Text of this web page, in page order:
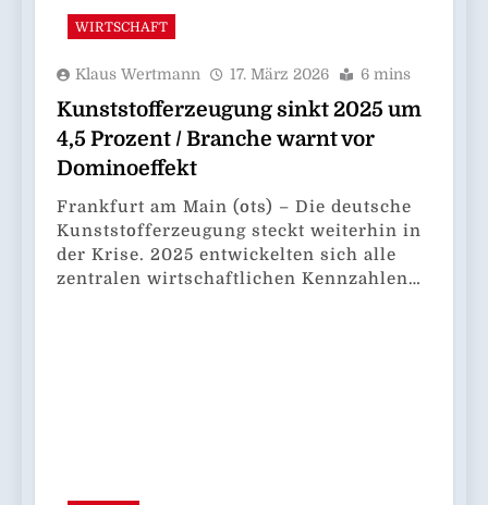
WIRTSCHAFT
Klaus Wertmann 17. März 2026 6 mins
Kunststofferzeugung sinkt 2025 um
4,5 Prozent / Branche warnt vor
Dominoeffekt
Frankfurt am Main (ots) – Die deutsche
Kunststofferzeugung steckt weiterhin in
der Krise. 2025 entwickelten sich alle
zentralen wirtschaftlichen Kennzahlen…